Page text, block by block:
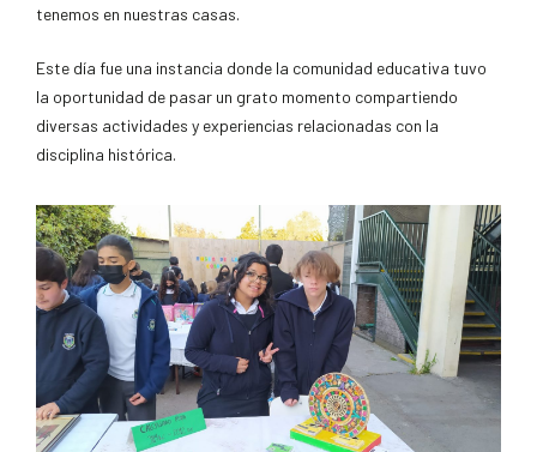
tenemos en nuestras casas.
Este día fue una instancia donde la comunidad educativa tuvo
la oportunidad de pasar un grato momento compartiendo
diversas actividades y experiencias relacionadas con la
disciplina histórica.